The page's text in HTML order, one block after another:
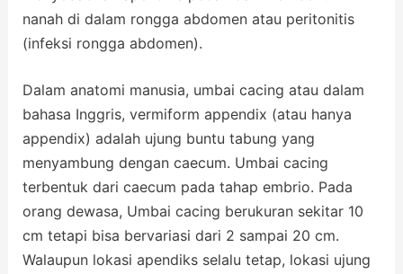
nanah di dalam rongga abdomen atau peritonitis
(infeksi rongga abdomen).
Dalam anatomi manusia, umbai cacing atau dalam
bahasa Inggris, vermiform appendix (atau hanya
appendix) adalah ujung buntu tabung yang
menyambung dengan caecum. Umbai cacing
terbentuk dari caecum pada tahap embrio. Pada
orang dewasa, Umbai cacing berukuran sekitar 10
cm tetapi bisa bervariasi dari 2 sampai 20 cm.
Walaupun lokasi apendiks selalu tetap, lokasi ujung